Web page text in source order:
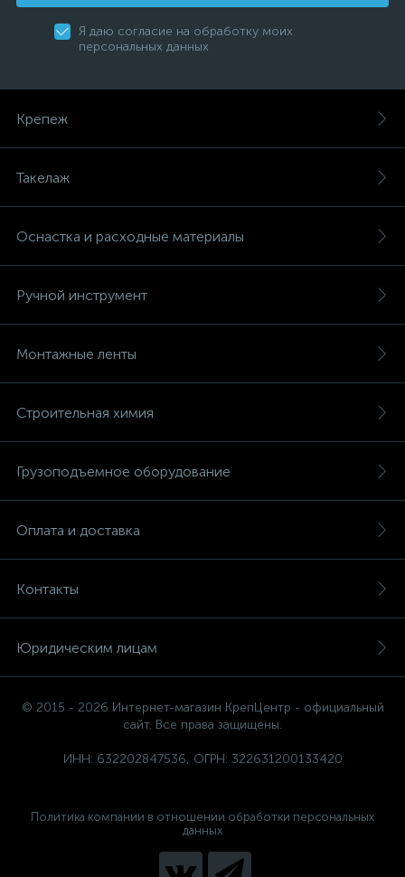
Я даю согласие на обработку моих
персональных данных
Крепеж
Такелаж
Оснастка и расходные материалы
Ручной инструмент
Монтажные ленты
Строительная химия
Грузоподъемное оборудование
Оплата и доставка
Контакты
Юридическим лицам
© 2015 - 2026 Интернет-магазин КрепЦентр - официальный
сайт. Все права защищены.
ИНН: 632202847536, ОГРН: 322631200133420
Политика компании в отношении обработки персональных
данных